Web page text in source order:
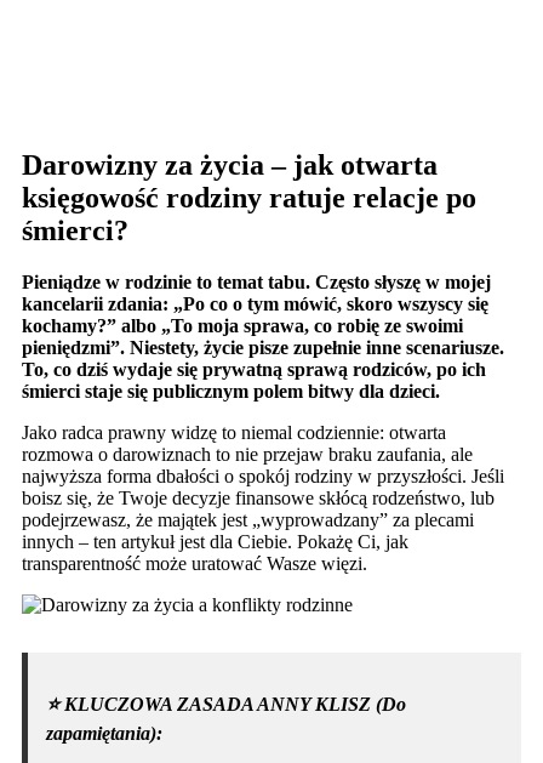
Darowizny za życia – jak otwarta
księgowość rodziny ratuje relacje po
śmierci?
Pieniądze w rodzinie to temat tabu. Często słyszę w mojej
kancelarii zdania: „Po co o tym mówić, skoro wszyscy się
kochamy?” albo „To moja sprawa, co robię ze swoimi
pieniędzmi”. Niestety, życie pisze zupełnie inne scenariusze.
To, co dziś wydaje się prywatną sprawą rodziców, po ich
śmierci staje się publicznym polem bitwy dla dzieci.
Jako radca prawny widzę to niemal codziennie: otwarta
rozmowa o darowiznach to nie przejaw braku zaufania, ale
najwyższa forma dbałości o spokój rodziny w przyszłości. Jeśli
boisz się, że Twoje decyzje finansowe skłócą rodzeństwo, lub
podejrzewasz, że majątek jest „wyprowadzany” za plecami
innych – ten artykuł jest dla Ciebie. Pokażę Ci, jak
transparentność może uratować Wasze więzi.
⭐️ KLUCZOWA ZASADA ANNY KLISZ (Do
zapamiętania):